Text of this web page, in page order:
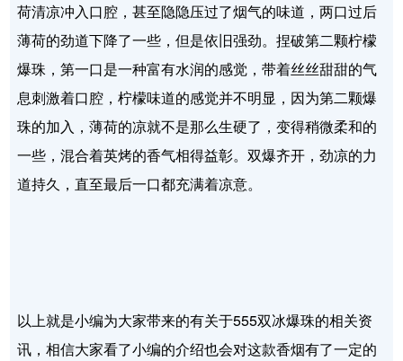
荷清凉冲入口腔，甚至隐隐压过了烟气的味道，两口过后
薄荷的劲道下降了一些，但是依旧强劲。捏破第二颗柠檬
爆珠，第一口是一种富有水润的感觉，带着丝丝甜甜的气
息刺激着口腔，柠檬味道的感觉并不明显，因为第二颗爆
珠的加入，薄荷的凉就不是那么生硬了，变得稍微柔和的
一些，混合着英烤的香气相得益彰。双爆齐开，劲凉的力
道持久，直至最后一口都充满着凉意。
以上就是小编为大家带来的有关于555双冰爆珠的相关资
讯，相信大家看了小编的介绍也会对这款香烟有了一定的